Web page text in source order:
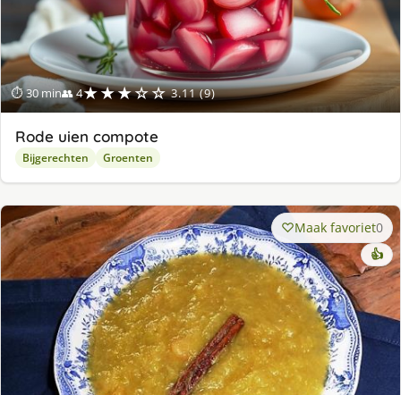
⏱ 30 min👥 4★★★☆☆ 3.11 (9)
Rode uien compote
Bijgerechten Groenten
Maak favoriet0
👍